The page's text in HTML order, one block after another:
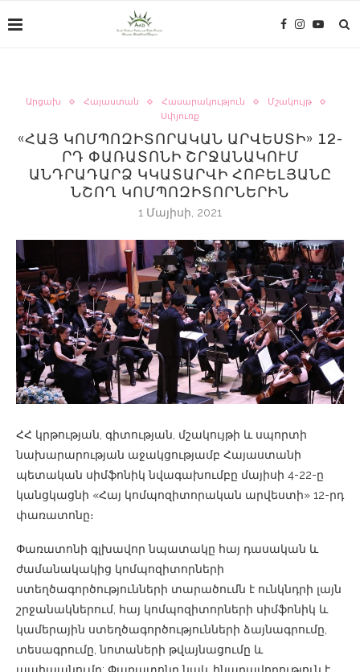
Արցախ Հայաստան Հասարակություն
Մշակույթ
Սփյուռք
«ՀԱՅ ԿՈՄՊՈԶԻՏՈՐԱԿԱՆ ԱՐՎԵՍՏԻ» 12-
ՐԴ ՓԱՌԱՏՈՆԻ ՇՐՋԱՆԱԿՈՒՄ
ԱՆԴՐԱԴԱՐՁ ԿԿԱՏԱՐՎԻ ՀՈԲԵԼՅԱՆԸ
ՆՇՈՂ ԿՈՄՊՈԶԻՏՈՐՆԵՐԻՆ
1 Մայիսի, 2021
ՀՀ կրթության, գիտության, մշակույթի և սպորտի
նախարարության աջակցությամբ Հայաստանի
պետական սիմֆոնիկ նվագախումբը մայիսի 4-22-ը
կանցկացնի «Հայ կոմպոզիտորական արվեստի» 12-րդ
փառատոնը։
Փառատոնի գլխավոր նպատակը հայ դասական և
ժամանակակից կոմպոզիտորների
ստեղծագործությունների տարածումն է ունկնդրի լայն
շրջանակներում, հայ կոմպոզիտորների սիմֆոնիկ և
կամերային ստեղծագործությունների ձայնագրումը,
տեսագրումը, նոտաների թվայնացումը և